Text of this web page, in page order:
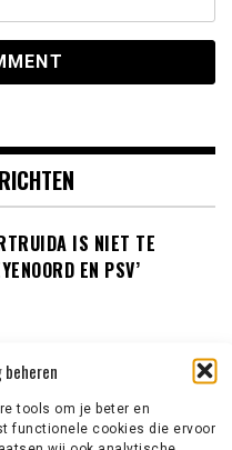
tools om je beter en
functionele cookies die ervoor
IS NIET TE
EN PSV’
AAST OP TIJJANI